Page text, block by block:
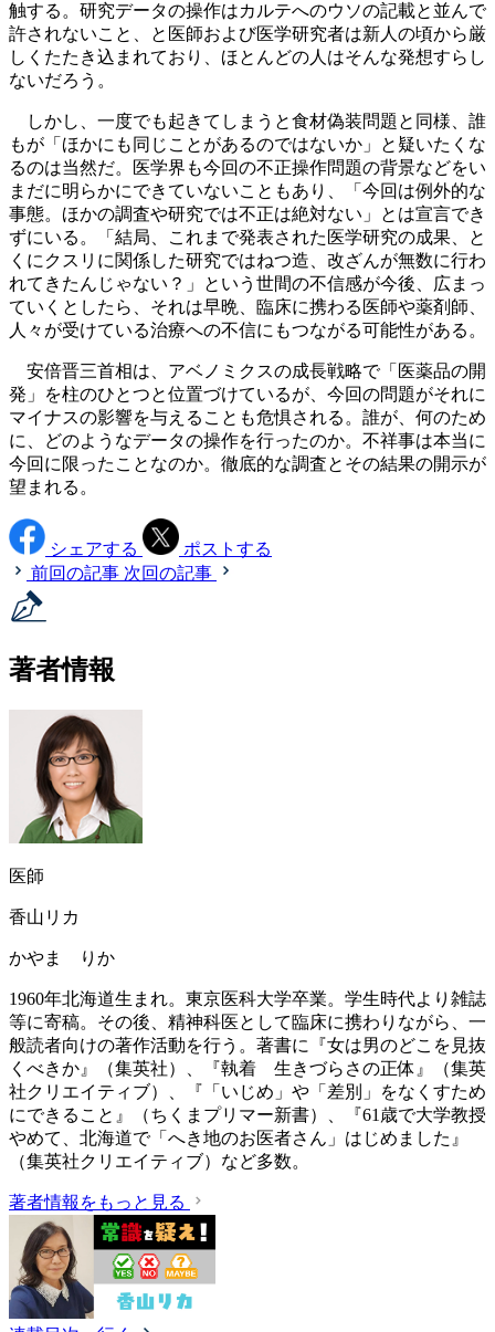
触する。研究データの操作はカルテへのウソの記載と並んで
許されないこと、と医師および医学研究者は新人の頃から厳
しくたたき込まれており、ほとんどの人はそんな発想すらし
ないだろう。
しかし、一度でも起きてしまうと食材偽装問題と同様、誰
もが「ほかにも同じことがあるのではないか」と疑いたくな
るのは当然だ。医学界も今回の不正操作問題の背景などをい
まだに明らかにできていないこともあり、「今回は例外的な
事態。ほかの調査や研究では不正は絶対ない」とは宣言でき
ずにいる。「結局、これまで発表された医学研究の成果、と
くにクスリに関係した研究ではねつ造、改ざんが無数に行わ
れてきたんじゃない？」という世間の不信感が今後、広まっ
ていくとしたら、それは早晩、臨床に携わる医師や薬剤師、
人々が受けている治療への不信にもつながる可能性がある。
安倍晋三首相は、アベノミクスの成長戦略で「医薬品の開
発」を柱のひとつと位置づけているが、今回の問題がそれに
マイナスの影響を与えることも危惧される。誰が、何のため
に、どのようなデータの操作を行ったのか。不祥事は本当に
今回に限ったことなのか。徹底的な調査とその結果の開示が
望まれる。
シェアする
ポストする
前回の記事 次回の記事
著者情報
医師
香山リカ
かやま りか
1960年北海道生まれ。東京医科大学卒業。学生時代より雑誌
等に寄稿。その後、精神科医として臨床に携わりながら、一
般読者向けの著作活動を行う。著書に『女は男のどこを見抜
くべきか』（集英社）、『執着 生きづらさの正体』（集英
社クリエイティブ）、『「いじめ」や「差別」をなくすため
にできること』（ちくまプリマー新書）、『61歳で大学教授
やめて、北海道で「へき地のお医者さん」はじめました』
（集英社クリエイティブ）など多数。
著者情報をもっと見る